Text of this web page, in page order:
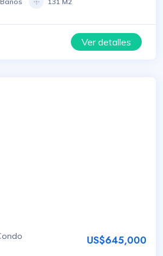
Ver detalles
US$645,000